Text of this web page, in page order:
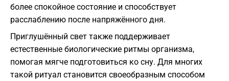
более спокойное состояние и способствует
расслаблению после напряжённого дня.
Приглушённый свет также поддерживает
естественные биологические ритмы организма,
помогая мягче подготовиться ко сну. Для многих
такой ритуал становится своеобразным способом